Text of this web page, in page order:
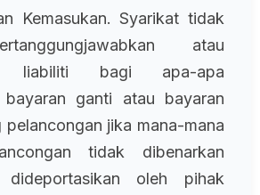
Kemasukan. Syarikat tidak
atau
liabiliti bagi apa-apa
bayaran ganti atau bayaran
pelancongan jika mana-mana
tidak dibenarkan
oleh pihak